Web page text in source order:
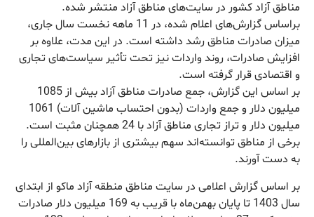
مناطق آزاد کشور در سایت‌های مناطق آزاد منتشر شده.
براساس گزارش‌های اعلام شده، در 11 ماهه نخست سال جاری،
میزان صادرات مناطق رشد داشته است. در این مدت، علاوه بر
افزایش صادرات، روند واردات نیز تحت تأثیر سیاست‌های تجاری
و اقتصادی قرار گرفته است.
بر اساس این گزارش، جمع صادرات مناطق آزاد بیش از 1085
میلیون دلار و جمع واردات (بدون احتساب ماشین آلات) 1061
میلیون دلار و تراز تجاری مناطق آزاد با 24 همچنان مثبت است.
برخی از مناطق توانسته‌اند سهم بیشتری از بازارهای بین‌المللی را
به دست آورند.
بر اساس گزارش اعلامی در سایت مناطق منطقه آزاد ماکو از ابتدای
سال 1403 تا پایان بهمن‌ماه با قریب به 169 میلیون دلار صادرات